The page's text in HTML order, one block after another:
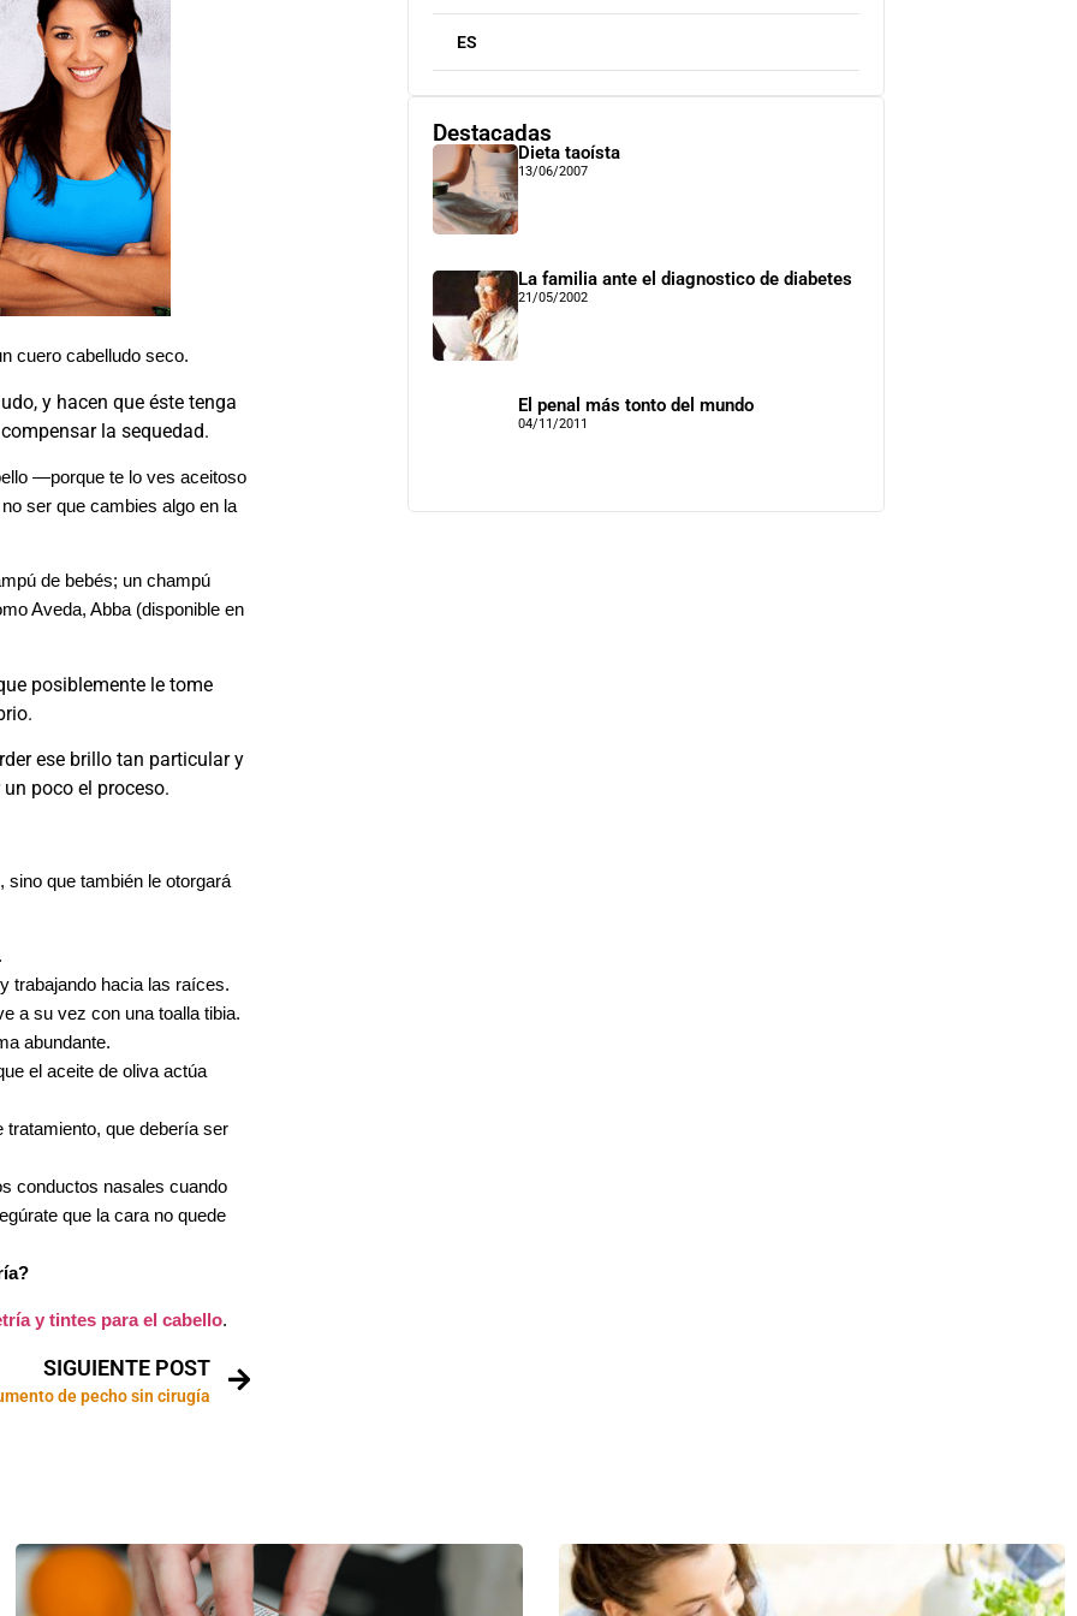
cuero cabelludo seco.
y hacen que éste tenga
la sequedad.
—porque te lo ves aceitoso
ser que cambies algo en la
de bebés; un champú
Aveda, Abba (disponible en
posiblemente le tome
ese brillo tan particular y
poco el proceso.
que también le otorgará
trabajando hacia las raíces.
a su vez con una toalla tibia.
abundante.
el aceite de oliva actúa
que debería ser
conductos nasales cuando
que la cara no quede
y tintes para el cabello.
SIGUIENTE POST
de pecho sin cirugía
ES
Destacadas
Dieta taoísta
13/06/2007
La familia ante el diagnostico de diabetes
21/05/2002
El penal más tonto del mundo
04/11/2011